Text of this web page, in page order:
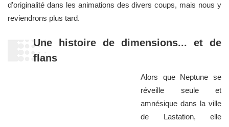
d'originalité dans les animations des divers coups, mais nous y
reviendrons plus tard.
Une histoire de dimensions... et de
flans
Alors que Neptune se
réveille seule et
amnésique dans la ville
de Lastation, elle